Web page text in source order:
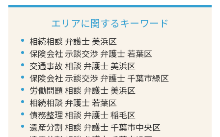
エリアに関するキーワード
相続相談 弁護士 美浜区
保険会社 示談交渉 弁護士 若葉区
交通事故 相談 弁護士 美浜区
保険会社 示談交渉 弁護士 千葉市緑区
労働問題 相談 弁護士 美浜区
相続相談 弁護士 若葉区
債務整理 相談 弁護士 稲毛区
遺産分割 相談 弁護士 千葉市中央区